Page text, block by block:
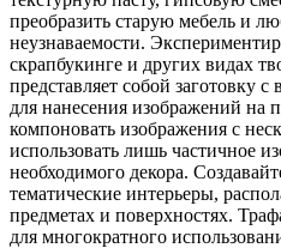
преобразить старую мебель и
неузнаваемости.
скрапбукинге и других видах
представляет собой заготовку
для нанесения изображений на
компоновать изображения с
использовать лишь частичное
необходимого декора.
тематические интерьеры,
предметах и поверхностях.
для многократного